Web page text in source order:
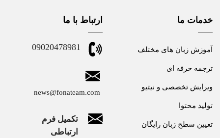
خدمات ما
آموزش زبان های مختلف
ترجمه حرفه ای
ویرایش تخصصی و نیتیو
تولید محتوا
تعیین سطح زبان رایگان
ارتباط با ما
09020478981
news@fonateam.com
تکمیل فرم
ارتباطی